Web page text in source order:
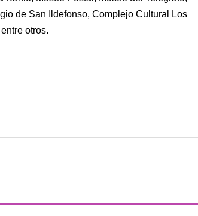
de San Ildefonso, Complejo Cultural Los
otros.